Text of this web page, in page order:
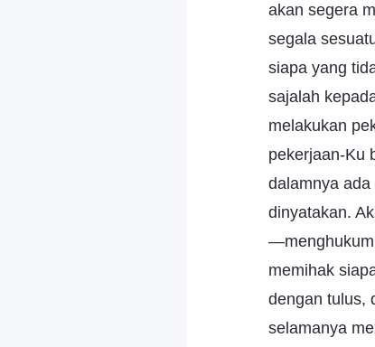
akan segera
segala
siapa yang
sajalah
melakukan
pekerjaan-Ku
dalamnya
dinyatakan.
—menghukum
memihak
dengan tulus,
selamanya